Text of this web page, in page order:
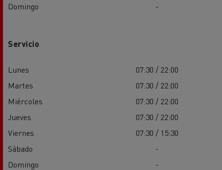
Domingo
-
Servicio
Lunes
07:30 / 22:00
Martes
07:30 / 22:00
Miércoles
07:30 / 22:00
Jueves
07:30 / 22:00
Viernes
07:30 / 15:30
Sábado
-
Domingo
-